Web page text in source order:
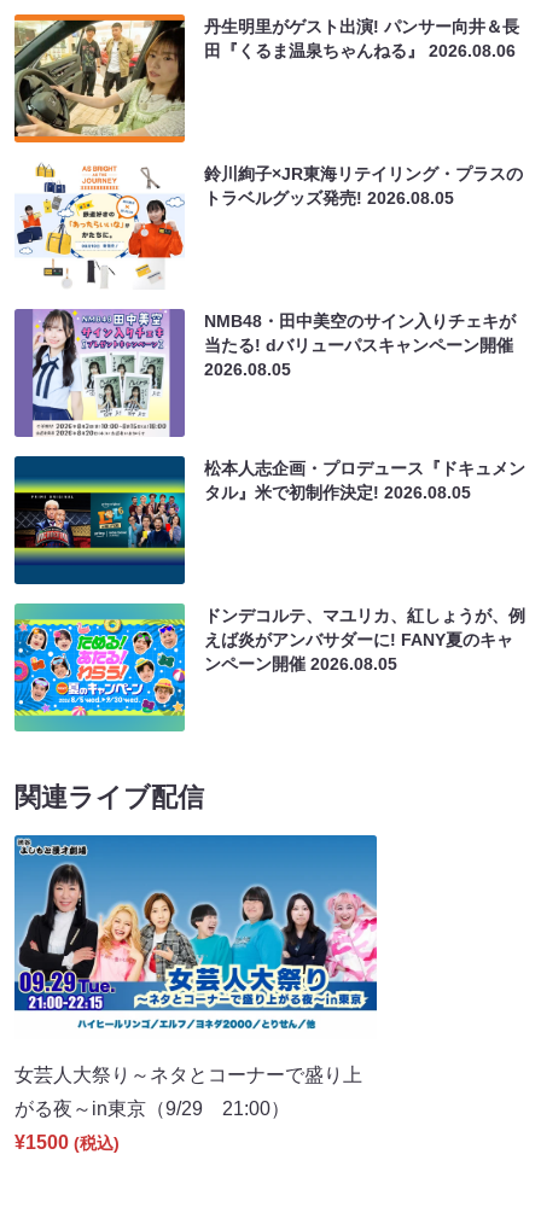
丹生明里がゲスト出演! パンサー向井＆長
田『くるま温泉ちゃんねる』2026.08.06
鈴川絢子×JR東海リテイリング・プラスの
トラベルグッズ発売!2026.08.05
NMB48・田中美空のサイン入りチェキが
当たる! dバリューパスキャンペーン開催
2026.08.05
松本人志企画・プロデュース『ドキュメン
タル』米で初制作決定!2026.08.05
ドンデコルテ、マユリカ、紅しょうが、例
えば炎がアンバサダーに! FANY夏のキャ
ンペーン開催2026.08.05
関連ライブ配信
女芸人大祭り～ネタとコーナーで盛り上
がる夜～in東京（9/29 21:00）
¥1500 (税込)